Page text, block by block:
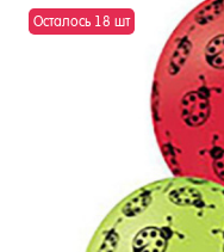
Осталось 18 шт